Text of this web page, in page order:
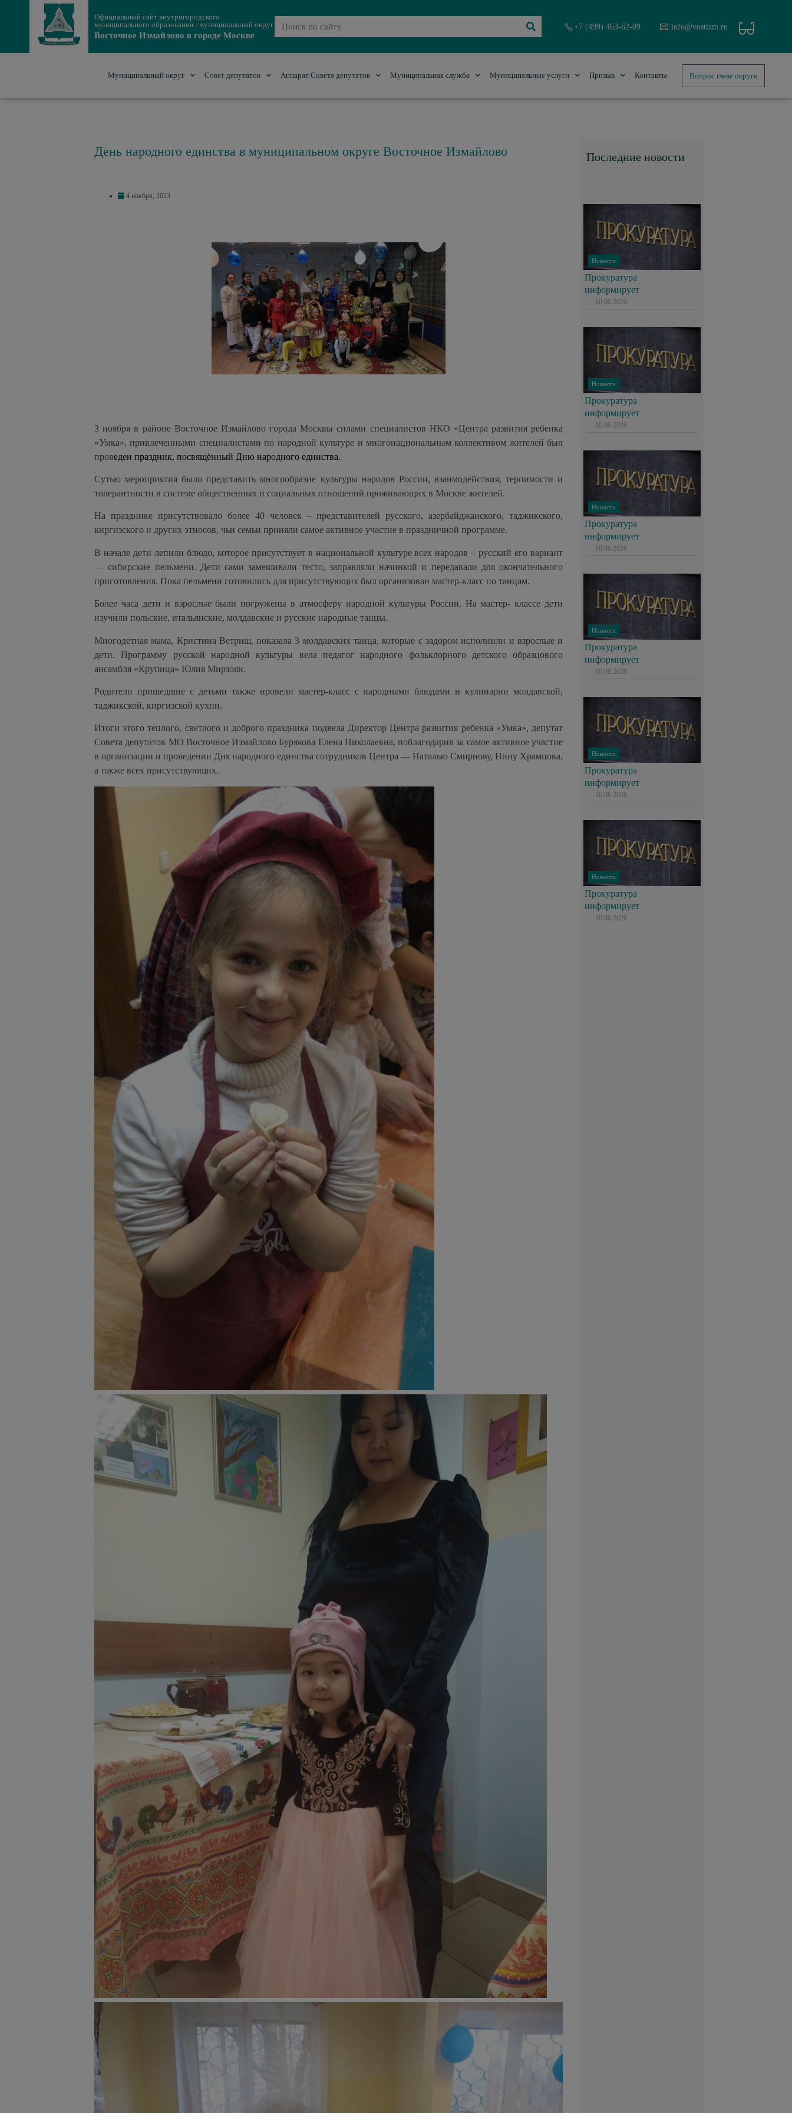
Официальный сайт внутригородского
муниципального образования - муниципальный округ
Восточное Измайлово в городе Москве
+7 (499) 463-62-09 info@vostizm.ru
Муниципальный округ Совет депутатов Аппарат Совета депутатов Муниципальная служба Муниципальные услуги Призыв Контакты Вопрос главе округа
День народного единства в муниципальном округе Восточное Измайлово
4 ноября, 2023
3 ноября в районе Восточное Измайлово города Москвы силами специалистов НКО «Центра развития ребенка
«Умка», привлеченными специалистами по народной культуре и многонациональным коллективом жителей был
проведен праздник, посвящённый Дню народного единства.
Сутью мероприятия было представить многообразие культуры народов России, взаимодействия, терпимости и
толерантности в системе общественных и социальных отношений проживающих в Москве жителей.
На празднике присутствовало более 40 человек – представителей русского, азербайджанского, таджикского,
киргизского и других этносов, чьи семьи приняли самое активное участие в праздничной программе.
В начале дети лепили блюдо, которое присутствует в национальной культуре всех народов – русский его вариант
— сибирские пельмени. Дети сами замешивали тесто, заправляли начинкой и передавали для окончательного
приготовления. Пока пельмени готовились для присутствующих был организован мастер-класс по танцам.
Более часа дети и взрослые были погружены в атмосферу народной культуры России. На мастер- классе дети
изучили польские, итальянские, молдавские и русские народные танцы.
Многодетная мама, Кристина Ветриш, показала 3 молдавских танца, которые с задором исполнили и взрослые и
дети. Программу русской народной культуры вела педагог народного фольклорного детского образцового
ансамбля «Крупица» Юлия Мирзоян.
Родители пришедшие с детьми также провели мастер-класс с народными блюдами и кулинарии молдавской,
таджикской, киргизской кухни.
Итоги этого теплого, светлого и доброго праздника подвела Директор Центра развития ребенка «Умка», депутат
Совета депутатов МО Восточное Измайлово Бурякова Елена Николаевна, поблагодарив за самое активное участие
в организации и проведении Дня народного единства сотрудников Центра — Наталью Смирнову, Нину Храмцова,
а также всех присутствующих.
Последние новости
Новости
Прокуратура
информирует
10.06.2026
Новости
Прокуратура
информирует
10.06.2026
Новости
Прокуратура
информирует
10.06.2026
Новости
Прокуратура
информирует
10.06.2026
Новости
Прокуратура
информирует
10.06.2026
Новости
Прокуратура
информирует
10.06.2026